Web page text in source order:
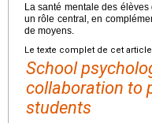
La santé mentale des
un rôle central, en
de moyens.
Le texte complet de cet
School
collaboration to
students